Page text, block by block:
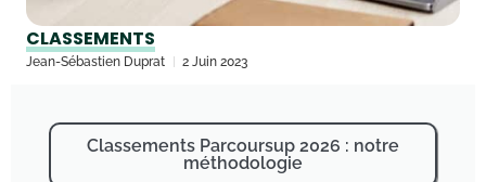
CLASSEMENTS
Jean-Sébastien Duprat 2 Juin 2023
Classements Parcoursup 2026 : notre
méthodologie